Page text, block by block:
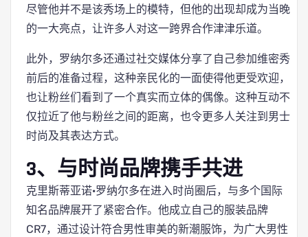
尽管他并不是该秀场上的模特，但他的出现却成为当晚
的一大亮点，让许多人对这一跨界合作津津乐道。
此外，罗纳尔多还通过社交媒体分享了自己参加维密秀
前后的准备过程，这种亲民化的一面使得他更受欢迎，
也让粉丝们看到了一个真实而立体的偶像。这种互动不
仅拉近了他与粉丝之间的距离，也令更多人关注到男士
时尚及其表达方式。
3、与时尚品牌携手共进
克里斯蒂亚诺·罗纳尔多在进入时尚圈后，与多个国际
知名品牌展开了紧密合作。他成立自己的服装品牌
CR7，通过设计符合男性审美的新潮服饰，为广大男性